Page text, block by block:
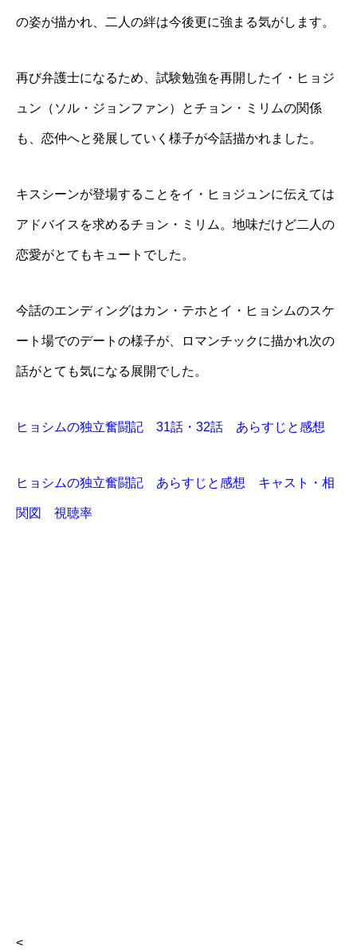
の姿が描かれ、二人の絆は今後更に強まる気がします。
再び弁護士になるため、試験勉強を再開したイ・ヒョジ
ュン（ソル・ジョンファン）とチョン・ミリムの関係
も、恋仲へと発展していく様子が今話描かれました。
キスシーンが登場することをイ・ヒョジュンに伝えては
アドバイスを求めるチョン・ミリム。地味だけど二人の
恋愛がとてもキュートでした。
今話のエンディングはカン・テホとイ・ヒョシムのスケ
ート場でのデートの様子が、ロマンチックに描かれ次の
話がとても気になる展開でした。
ヒョシムの独立奮闘記 31話・32話 あらすじと感想
ヒョシムの独立奮闘記 あらすじと感想 キャスト・相
関図 視聴率
<